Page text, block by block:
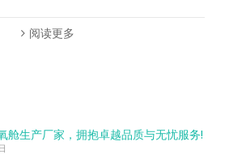
阅读更多
舱生产厂家，拥抱卓越品质与无忧服务!